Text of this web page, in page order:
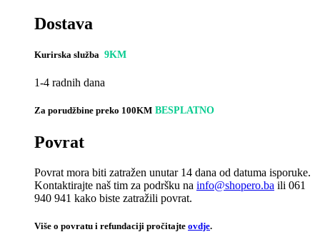
Dostava
Kurirska služba 9KM
1-4 radnih dana
Za porudžbine preko 100KM BESPLATNO
Povrat
Povrat mora biti zatražen unutar 14 dana od datuma isporuke.
Kontaktirajte naš tim za podršku na info@shopero.ba ili 061
940 941 kako biste zatražili povrat.
Više o povratu i refundaciji pročitajte ovdje.